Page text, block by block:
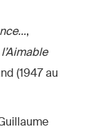
,
(1947 au